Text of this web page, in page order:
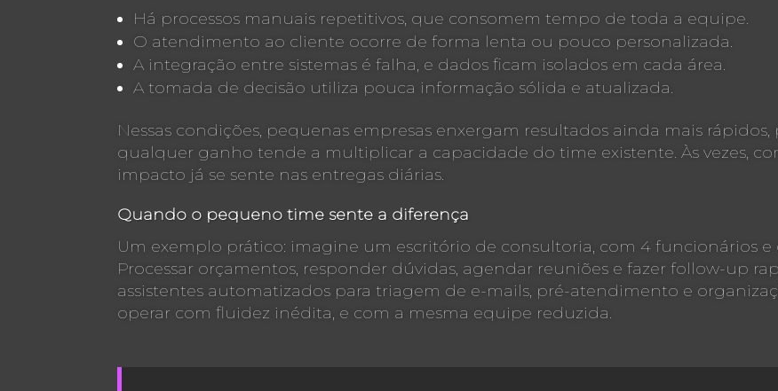
Há processos manuais repetitivos, que consomem tempo de toda a equipe.
O atendimento ao cliente ocorre de forma lenta ou pouco personalizada.
A integração entre sistemas é falha, e dados ficam isolados em cada área.
A tomada de decisão utiliza pouca informação sólida e atualizada.
Nessas condições, pequenas empresas enxergam resultados ainda mais
qualquer ganho tende a multiplicar a capacidade do time existente. Às vezes,
impacto já se sente nas entregas diárias.
Quando o pequeno time sente a diferença
Um exemplo prático: imagine um escritório de consultoria, com 4 funcionários e
Processar orçamentos, responder dúvidas, agendar reuniões e fazer follow-up
assistentes automatizados para triagem de e-mails, pré-atendimento e
operar com fluidez inédita, e com a mesma equipe reduzida.